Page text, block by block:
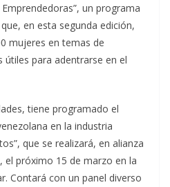
un programa
en esta segunda edición,
mujeres en temas de
para adentrarse en el
tiene programado el
en la industria
que se realizará, en alianza
el próximo 15 de marzo en la
Contará con un panel diverso